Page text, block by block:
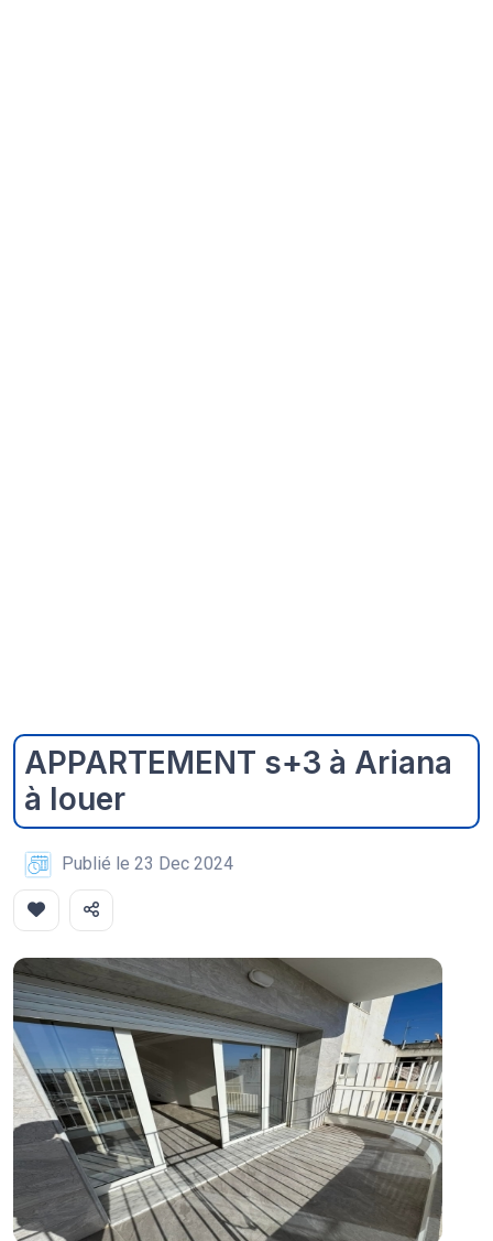
APPARTEMENT s+3 à Ariana
à louer
Publié le 23 Dec 2024